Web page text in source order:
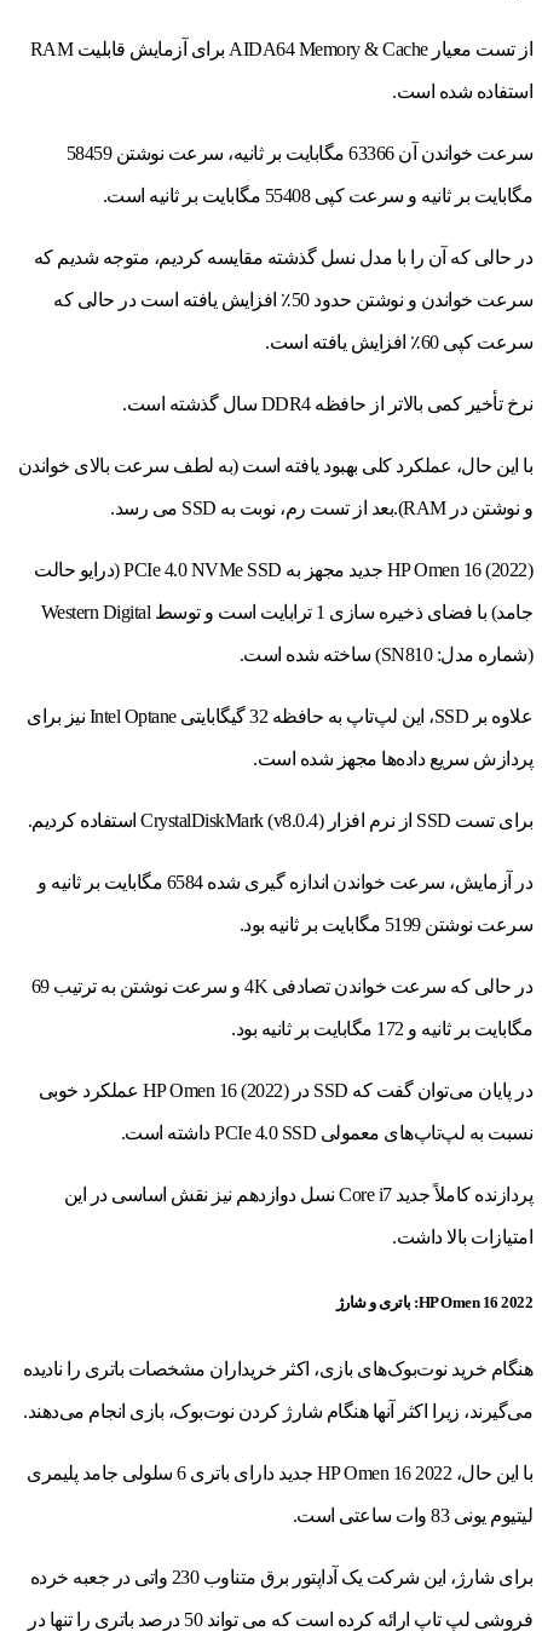
از تست معیار AIDA64 Memory & Cache برای آزمایش قابلیت RAM
استفاده شده است.
سرعت خواندن آن 63366 مگابایت بر ثانیه، سرعت نوشتن 58459
مگابایت بر ثانیه و سرعت کپی 55408 مگابایت بر ثانیه است.
در حالی که آن را با مدل نسل گذشته مقایسه کردیم، متوجه شدیم که
سرعت خواندن و نوشتن حدود 50٪ افزایش یافته است در حالی که
سرعت کپی 60٪ افزایش یافته است.
نرخ تأخیر کمی بالاتر از حافظه DDR4 سال گذشته است.
با این حال، عملکرد کلی بهبود یافته است (به لطف سرعت بالای خواندن
و نوشتن در RAM).بعد از تست رم، نوبت به SSD می رسد.
HP Omen 16 (2022) جدید مجهز به PCIe 4.0 NVMe SSD (درایو حالت
جامد) با فضای ذخیره سازی 1 ترابایت است و توسط Western Digital
(شماره مدل: SN810) ساخته شده است.
علاوه بر SSD، این لپ‌تاپ به حافظه 32 گیگابایتی Intel Optane نیز برای
پردازش سریع داده‌ها مجهز شده است.
برای تست SSD از نرم افزار CrystalDiskMark (v8.0.4) استفاده کردیم.
در آزمایش، سرعت خواندن اندازه گیری شده 6584 مگابایت بر ثانیه و
سرعت نوشتن 5199 مگابایت بر ثانیه بود.
در حالی که سرعت خواندن تصادفی 4K و سرعت نوشتن به ترتیب 69
مگابایت بر ثانیه و 172 مگابایت بر ثانیه بود.
در پایان می‌توان گفت که SSD در HP Omen 16 (2022) عملکرد خوبی
نسبت به لپ‌تاپ‌های معمولی PCIe 4.0 SSD داشته است.
پردازنده کاملاً جدید Core i7 نسل دوازدهم نیز نقش اساسی در این
امتیازات بالا داشت.
HP Omen 16 2022: باتری و شارژ
هنگام خرید نوت‌بوک‌های بازی، اکثر خریداران مشخصات باتری را نادیده
می‌گیرند، زیرا اکثر آنها هنگام شارژ کردن نوت‌بوک، بازی انجام می‌دهند.
با این حال، HP Omen 16 2022 جدید دارای باتری 6 سلولی جامد پلیمری
لیتیوم یونی 83 وات ساعتی است.
برای شارژ، این شرکت یک آداپتور برق متناوب 230 واتی در جعبه خرده
فروشی لپ تاپ ارائه کرده است که می تواند 50 درصد باتری را تنها در